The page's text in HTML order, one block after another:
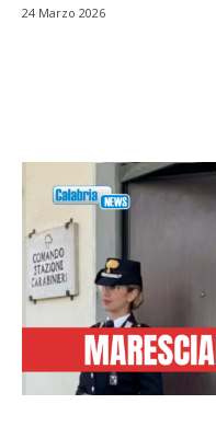
24 Marzo 2026